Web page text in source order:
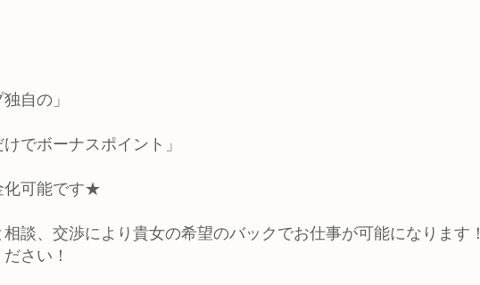
自の」
でボーナスポイント」
化可能です★
談、交渉により貴女の希望のバックでお仕事が可能になります！
さい！